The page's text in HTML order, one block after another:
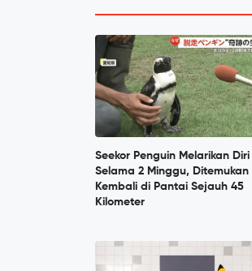
Seekor Penguin Melarikan Diri
Selama 2 Minggu, Ditemukan
Kembali di Pantai Sejauh 45
Kilometer